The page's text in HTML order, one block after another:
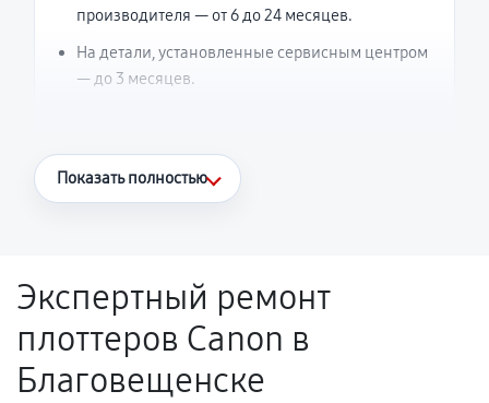
производителя — от 6 до 24 месяцев.
На детали, установленные сервисным центром
— до 3 месяцев.
Что считается гарантийным случаем
Поломка установленной детали при
нормальной эксплуатации в течение
гарантийного срока.
Несоответствие комплектующей заявленным
Показать полностью
Экспертный ремонт
плоттеров Canon в
Благовещенске